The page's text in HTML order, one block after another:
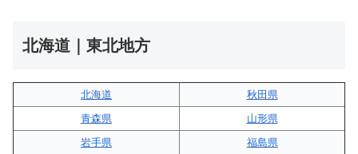
北海道｜東北地方
北海道
秋田県
青森県
山形県
岩手県
福島県